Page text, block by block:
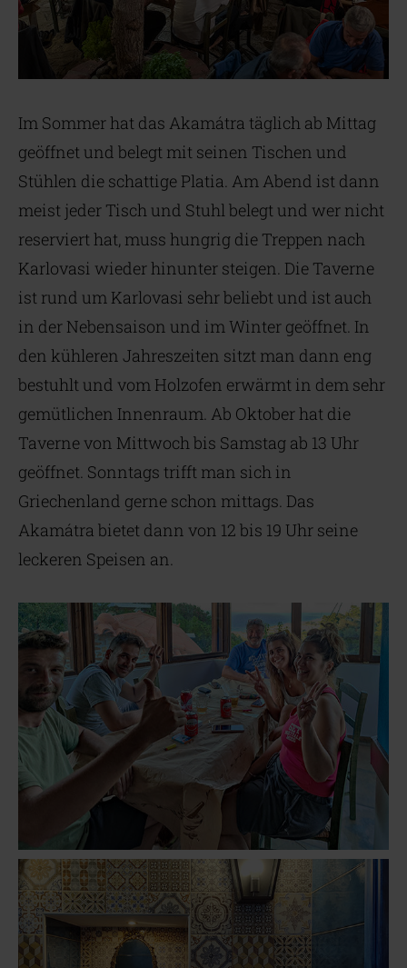
Im Sommer hat das Akamátra täglich ab Mittag
geöffnet und belegt mit seinen Tischen und
Stühlen die schattige Platia. Am Abend ist dann
meist jeder Tisch und Stuhl belegt und wer nicht
reserviert hat, muss hungrig die Treppen nach
Karlovasi wieder hinunter steigen. Die Taverne
ist rund um Karlovasi sehr beliebt und ist auch
in der Nebensaison und im Winter geöffnet. In
den kühleren Jahreszeiten sitzt man dann eng
bestuhlt und vom Holzofen erwärmt in dem sehr
gemütlichen Innenraum. Ab Oktober hat die
Taverne von Mittwoch bis Samstag ab 13 Uhr
geöffnet. Sonntags trifft man sich in
Griechenland gerne schon mittags. Das
Akamátra bietet dann von 12 bis 19 Uhr seine
leckeren Speisen an.